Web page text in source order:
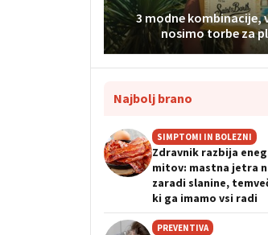
3 modne kombinacije,
nosimo torbe za
Najbolj brano
SIMPTOMI IN BOLEZNI
Zdravnik razbija
mitov: mastna jetra
zaradi slanine,
ki ga imamo vsi radi
PREVENTIVA